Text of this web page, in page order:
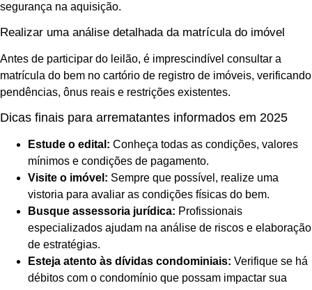
segurança na aquisição.
Realizar uma análise detalhada da matrícula do imóvel
Antes de participar do leilão, é imprescindível consultar a
matrícula do bem no cartório de registro de imóveis, verificando
pendências, ônus reais e restrições existentes.
Dicas finais para arrematantes informados em 2025
Estude o edital: Conheça todas as condições, valores
mínimos e condições de pagamento.
Visite o imóvel: Sempre que possível, realize uma
vistoria para avaliar as condições físicas do bem.
Busque assessoria jurídica: Profissionais
especializados ajudam na análise de riscos e elaboração
de estratégias.
Esteja atento às dívidas condominiais: Verifique se há
débitos com o condomínio que possam impactar sua